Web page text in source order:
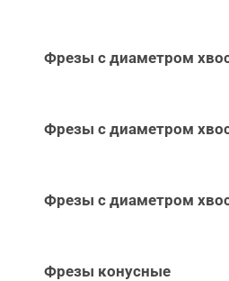
Фрезы с диаметром
Фрезы с диаметром
Фрезы с диаметром
Фрезы конусные